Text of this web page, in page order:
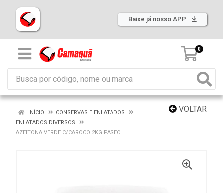
Baixe já nosso APP
0
VOLTAR
INÍCIO
CONSERVAS E ENLATADOS
ENLATADOS DIVERSOS
AZEITONA VERDE C/CAROCO 2KG PASEO